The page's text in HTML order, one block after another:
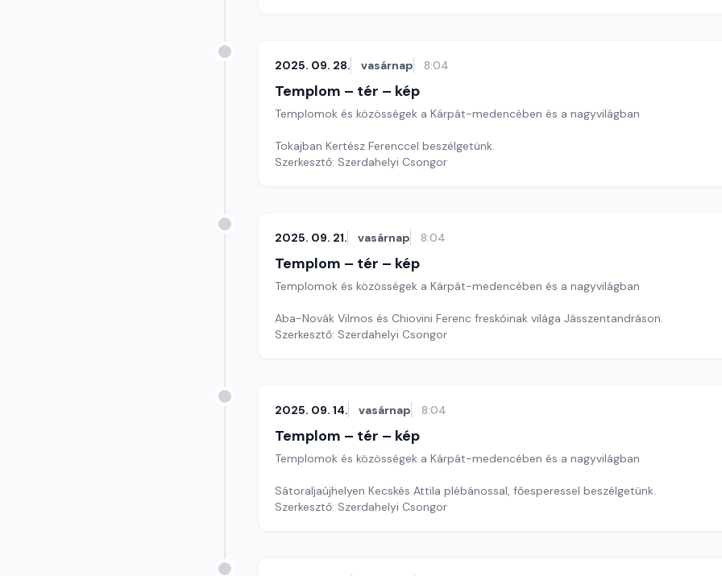
2025. 09. 28. vasárnap 8:04
Templom – tér – kép
Templomok és közösségek a Kárpát-medencében és a nagyvilágban
Tokajban Kertész Ferenccel beszélgetünk.
Szerkesztő: Szerdahelyi Csongor
2025. 09. 21. vasárnap 8:04
Templom – tér – kép
Templomok és közösségek a Kárpát-medencében és a nagyvilágban
Aba-Novák Vilmos és Chiovini Ferenc freskóinak világa Jásszentandráson.
Szerkesztő: Szerdahelyi Csongor
2025. 09. 14. vasárnap 8:04
Templom – tér – kép
Templomok és közösségek a Kárpát-medencében és a nagyvilágban
Sátoraljaújhelyen Kecskés Attila plébánossal, főesperessel beszélgetünk.
Szerkesztő: Szerdahelyi Csongor